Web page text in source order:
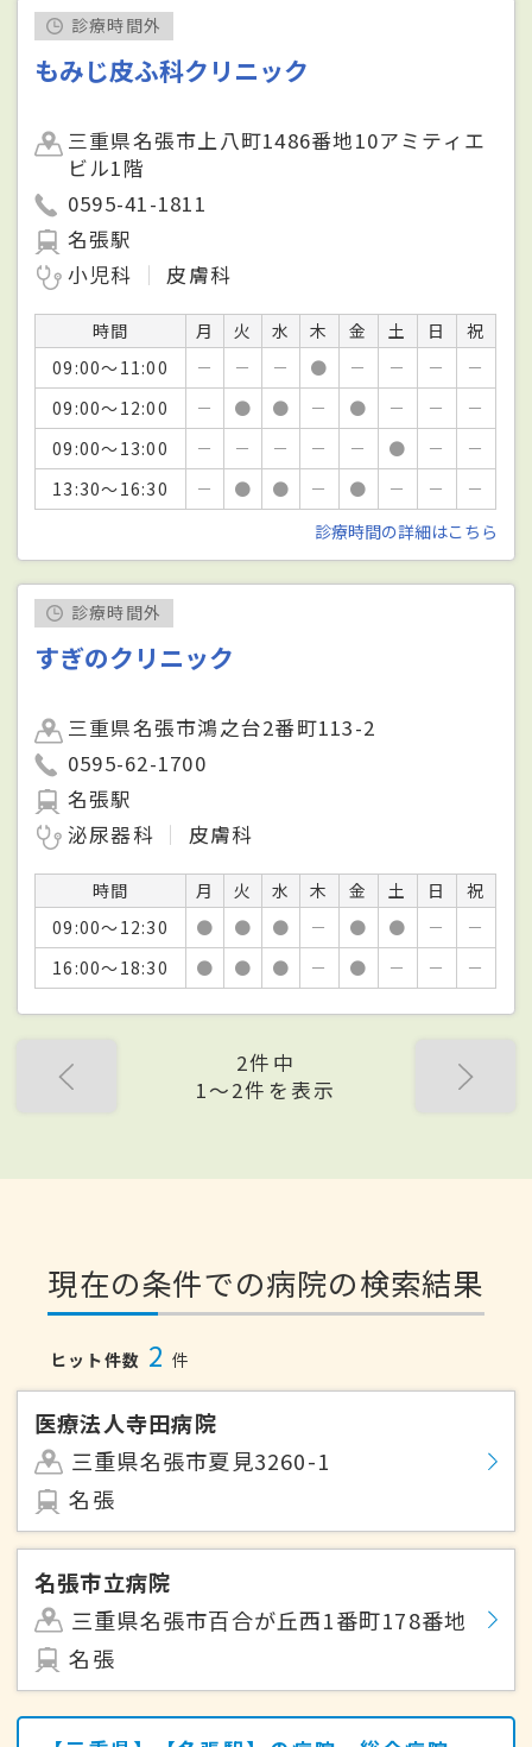
診療時間外
もみじ皮ふ科クリニック
三重県名張市上八町1486番地10アミティエ
ビル1階
0595-41-1811
名張駅
小児科
皮膚科
時間 月 火 水 木 金 土 日
祝
09:00～11:00
－ － － ● － － －
－
09:00～12:00
－ ● ● － ● － －
－
09:00～13:00
－ － － － － ● －
－
13:30～16:30
－ ● ● － ● － －
－
診療時間の詳細はこちら
診療時間外
すぎのクリニック
三重県名張市鴻之台2番町113-2
0595-62-1700
名張駅
泌尿器科
皮膚科
時間 月 火 水 木 金 土 日
祝
09:00～12:30
● ● ● － ● ● －
－
16:00～18:30
● ● ● － ● － － －
2件中
1〜2件を表示
現在の条件での病院の検索結果
ヒット件数 2 件
医療法人寺田病院
三重県名張市夏見3260-1
名張
名張市立病院
三重県名張市百合が丘西1番町178番地
名張